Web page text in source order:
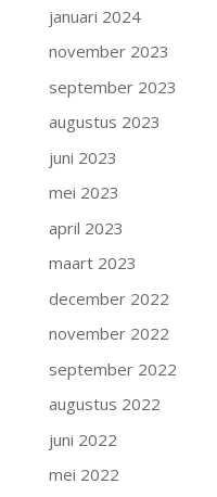
januari 2024
november 2023
september 2023
augustus 2023
juni 2023
mei 2023
april 2023
maart 2023
december 2022
november 2022
september 2022
augustus 2022
juni 2022
mei 2022